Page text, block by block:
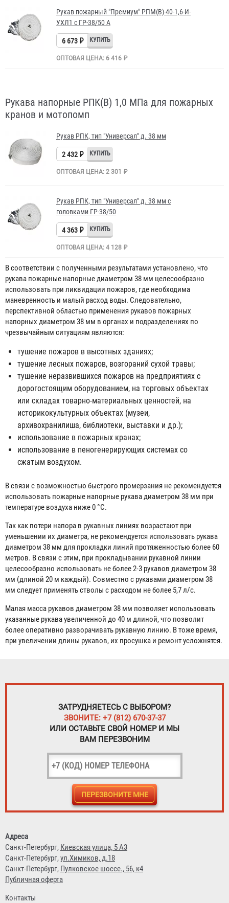
Рукав пожарный "Премиум" РПМ(В)-40-1,6-И-
УХЛ1 с ГР-38/50 А
6 673 ₽
ОПТОВАЯ ЦЕНА: 6 416 ₽
Рукава напорные РПК(В) 1,0 МПа для пожарных
кранов и мотопомп
Рукав РПК, тип "Универсал" д. 38 мм
2 432 ₽
ОПТОВАЯ ЦЕНА: 2 301 ₽
Рукав РПК, тип "Универсал" д. 38 мм с
головками ГР-38/50
4 363 ₽
ОПТОВАЯ ЦЕНА: 4 128 ₽
В соответствии с полученными результатами установлено, что
рукава пожарные напорные диаметром 38 мм целесообразно
использовать при ликвидации пожаров, где необходима
маневренность и малый расход воды. Следовательно,
перспективной областью применения рукавов пожарных
напорных диаметром 38 мм в органах и подразделениях по
чрезвычайным ситуациям являются:
тушение пожаров в высотных зданиях;
тушение лесных пожаров, возгораний сухой травы;
тушение неразвившихся пожаров на предприятиях с
дорогостоящим оборудованием, на торговых объектах
или складах товарно-материальных ценностей, на
историкокультурных объектах (музеи,
архивохранилиша, библиотеки, выставки и др.);
использование в пожарных кранах;
использование в пеногенерирующих системах со
сжатым воздухом.
В связи с возможностью быстрого промерзания не рекомендуется
использовать пожарные напорные рукава диаметром 38 мм при
температуре воздуха ниже 0 °С.
Так как потери напора в рукавных линиях возрастают при
уменьшении их диаметра, не рекомендуется использовать рукава
диаметром 38 мм для прокладки линий протяженностью более 60
метров. В связи с этим, при прокладывании рукавной линии
целесообразно использовать не более 2-3 рукавов диаметром 38
мм (длиной 20 м каждый). Совместно с рукавами диаметром 38
мм следует применять стволы с расходом не более 5,7 л/с.
Малая масса рукавов диаметром 38 мм позволяет использовать
указанные рукава увеличенной до 40 м длиной, что позволит
более оперативно разворачивать рукавную линию. В тоже время,
при увеличении длины рукавов, их просушка и ремонт усложнятся.
ЗАТРУДНЯЕТЕСЬ С ВЫБОРОМ?
ЗВОНИТЕ: +7 (812) 670-37-37
ИЛИ ОСТАВЬТЕ СВОЙ НОМЕР И МЫ
ВАМ ПЕРЕЗВОНИМ
Адреса
Санкт-Петербург, Киевская улица, 5 А3
Санкт-Петербург,ул.Химиков, д.18
Санкт-Петербург, Пулковское шоссе., 56, к4
Публичная оферта
Контакты